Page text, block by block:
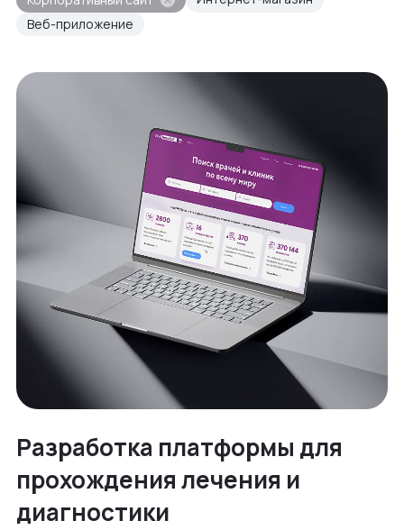
Веб-приложение
Разработка платформы для
прохождения лечения и
диагностики